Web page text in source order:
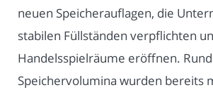
neuen Speicherauflagen, die
stabilen Füllständen verpflichten
Handelsspielräume eröffnen.
Speichervolumina wurden bereits